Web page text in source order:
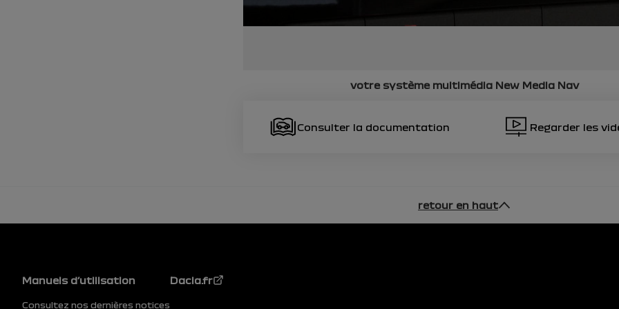
votre système multimédia New Media Nav
Consulter la documentation Regarder les
retour en haut
Pied de page
Manuels d’utilisation
Consultez nos dernières notices
Dacia.fr